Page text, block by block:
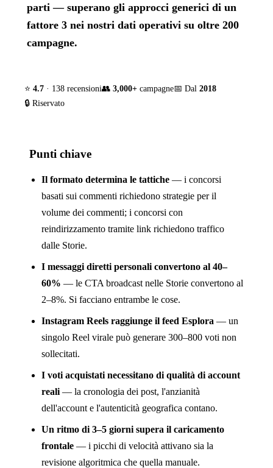
parti — superano gli approcci generici di un
fattore 3 nei nostri dati operativi su oltre 200
campagne.
⭐ 4.7 · 138 recensioni👥 3,000+ campagne📅 Dal 2018
🔒 Riservato
Punti chiave
Il formato determina le tattiche — i concorsi
basati sui commenti richiedono strategie per il
volume dei commenti; i concorsi con
reindirizzamento tramite link richiedono traffico
dalle Storie.
I messaggi diretti personali convertono al 40–
60% — le CTA broadcast nelle Storie convertono al
2–8%. Si facciano entrambe le cose.
Instagram Reels raggiunge il feed Esplora — un
singolo Reel virale può generare 300–800 voti non
sollecitati.
I voti acquistati necessitano di qualità di account
reali — la cronologia dei post, l'anzianità
dell'account e l'autenticità geografica contano.
Un ritmo di 3–5 giorni supera il caricamento
frontale — i picchi di velocità attivano sia la
revisione algoritmica che quella manuale.